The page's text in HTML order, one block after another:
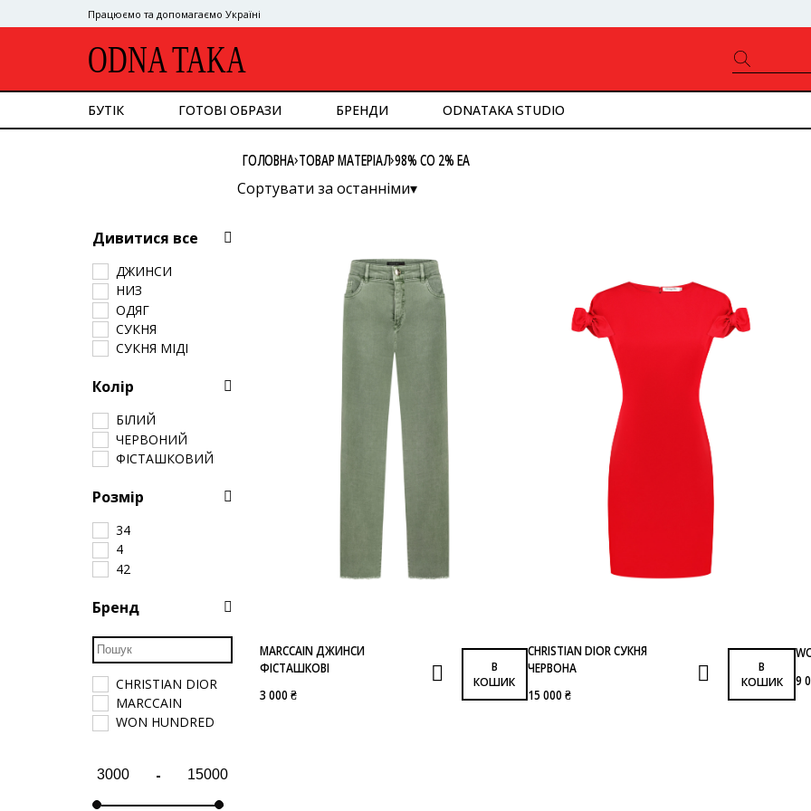
Працюємо та допомагаємо Україні
ODNA TAKA
БУТІК
НИЗ
СУМКИ
ВЗУТТЯ
АКСЕСУАРИ
GOOGLE
ГОТОВІ ОБРАЗИ БРЕНДИ ODNATAKA STUDIO
ГОЛОВНА›ТОВАР МАТЕРІАЛ›98% CO 2% EA
Сортувати за останніми▾
Сортувати за ціною: від вищої до нижчої
MARCCAIN ДЖИНСИ
ФІСТАШКОВІ
3 000 ₴
В
КОШИК
CHRISTIAN DIOR СУКНЯ
ЧЕРВОНА
15 000 ₴
В
КОШИК
9
Дивитися все
ДЖИНСИ
НИЗ
ОДЯГ
СУКНЯ
СУКНЯ МІДІ
Колір
БІЛИЙ
ЧЕРВОНИЙ
ФІСТАШКОВИЙ
Розмір
34
4
42
Бренд
CHRISTIAN DIOR
MARCCAIN
WON HUNDRED
-